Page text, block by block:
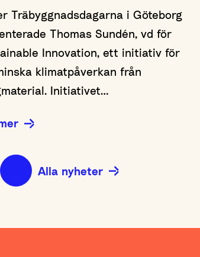
Träbyggnadsdagarna i Göteborg
Thomas Sundén, vd för
Innovation, ett initiativ för
klimatpåverkan från
Initiativet…
Alla nyheter